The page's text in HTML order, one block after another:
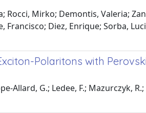
Rocci, Mirko; Demontis, Valeria;
Diez, Enrique; Sorba,
Polaritons with
Allard, G.; Ledee, F.; Mazurczyk,